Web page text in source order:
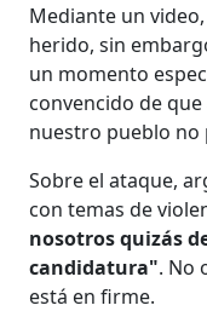
Mediante un
herido, sin
un momento
convencido de
nuestro pueblo no
Sobre el ataque,
con temas de
nosotros quizás
candidatura". No
está en firme.